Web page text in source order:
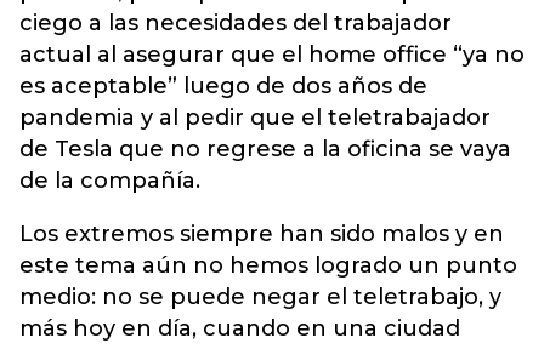
ciego a las necesidades del trabajador
actual al asegurar que el home office “ya no
es aceptable” luego de dos años de
pandemia y al pedir que el teletrabajador
de Tesla que no regrese a la oficina se vaya
de la compañía.
Los extremos siempre han sido malos y en
este tema aún no hemos logrado un punto
medio: no se puede negar el teletrabajo, y
más hoy en día, cuando en una ciudad